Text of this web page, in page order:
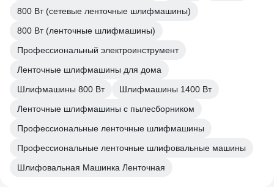
800 Вт (сетевые ленточные шлифмашины)
800 Вт (ленточные шлифмашины)
Профессиональный электроинструмент
Ленточные шлифмашины для дома
Шлифмашины 800 Вт
Шлифмашины 1400 Вт
Ленточные шлифмашины с пылесборником
Профессиональные ленточные шлифмашины
Профессиональные ленточные шлифовальные машины
Шлифовальная Машинка Ленточная